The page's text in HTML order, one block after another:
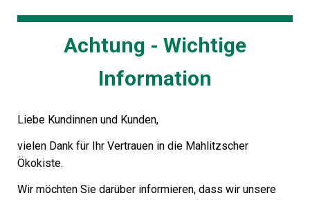
Achtung - Wichtige
Information
Liebe Kundinnen und Kunden,
vielen Dank für Ihr Vertrauen in die Mahlitzscher
Ökokiste.
Wir möchten Sie darüber informieren, dass wir unsere